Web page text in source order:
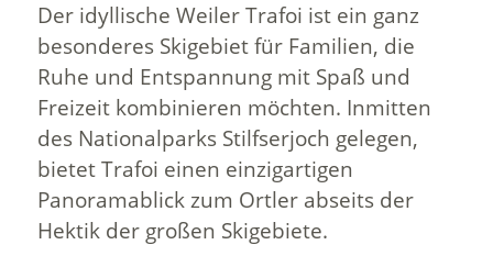
Der idyllische Weiler Trafoi ist ein ganz
besonderes Skigebiet für Familien, die
Ruhe und Entspannung mit Spaß und
Freizeit kombinieren möchten. Inmitten
des Nationalparks Stilfserjoch gelegen,
bietet Trafoi einen einzigartigen
Panoramablick zum Ortler abseits der
Hektik der großen Skigebiete.